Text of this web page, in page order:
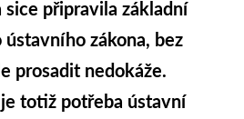
sice připravila základní
zákona, bez
prosadit nedokáže.
totiž potřeba ústavní